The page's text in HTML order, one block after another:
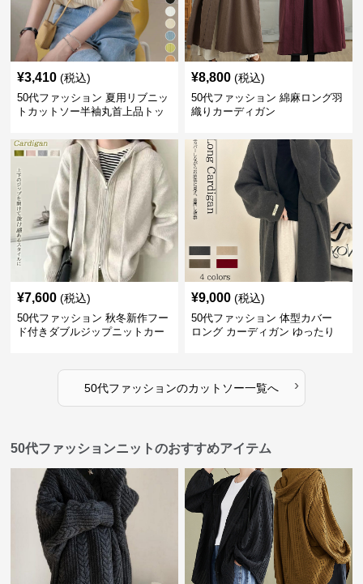
¥3,410 (税込)
50代ファッション 夏用リブニッ
トカットソー半袖丸首上品トッ
¥8,800 (税込)
50代ファッション 綿麻ロング羽
織りカーディガン
¥7,600 (税込)
50代ファッション 秋冬新作フー
ド付きダブルジップニットカー
¥9,000 (税込)
50代ファッション 体型カバー
ロング カーディガン ゆったり
50代ファッションのカットソー一覧へ ›
50代ファッションニットのおすすめアイテム